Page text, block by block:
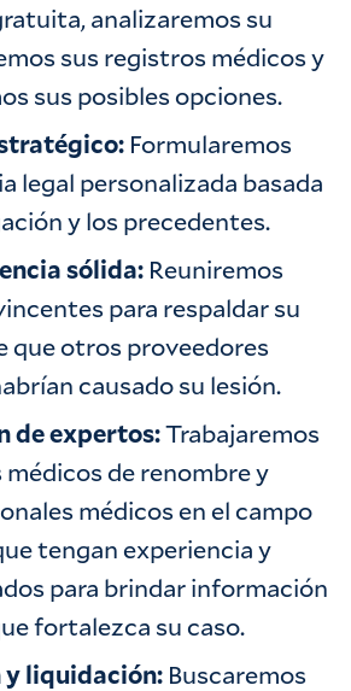
analizaremos su
sus registros médicos y
sus posibles opciones.
Formularemos
legal personalizada basada
y los precedentes.
sólida: Reuniremos
para respaldar su
que otros proveedores
causado su lesión.
de expertos:Trabajaremos
de renombre y
médicos en el campo
tengan experiencia y
para brindar información
fortalezca su caso.
y liquidación: Buscaremos